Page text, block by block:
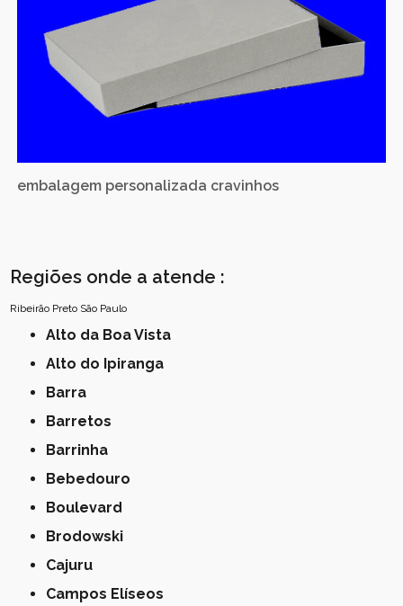
embalagem personalizada cravinhos
Regiões onde a atende :
Ribeirão Preto São Paulo
Alto da Boa Vista
Alto do Ipiranga
Barra
Barretos
Barrinha
Bebedouro
Boulevard
Brodowski
Cajuru
Campos Elíseos